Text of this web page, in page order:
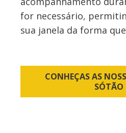
for necessário,
sua janela da forma
CONHEÇAS AS
SÓTÃO